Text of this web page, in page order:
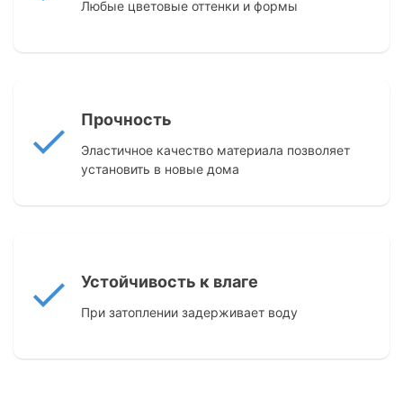
Любые цветовые оттенки и формы
Прочность
Эластичное качество материала позволяет
установить в новые дома
Устойчивость к влаге
При затоплении задерживает воду